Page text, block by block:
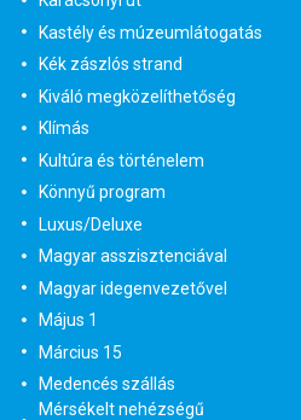
Kastély és múzeumlátogatás
Kék zászlós strand
Kiváló megközelíthetőség
Klímás
Kultúra és történelem
Könnyű program
Luxus/Deluxe
Magyar asszisztenciával
Magyar idegenvezetővel
Május 1
Március 15
Medencés szállás
Mérsékelt nehézségű